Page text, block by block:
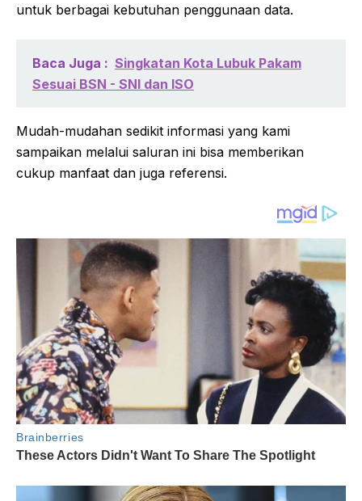
untuk berbagai kebutuhan penggunaan data.
Baca Juga : Singkatan Kota Lubuk Pakam
Sesuai BSN - SNI dan ISO
Mudah-mudahan sedikit informasi yang kami
sampaikan melalui saluran ini bisa memberikan
cukup manfaat dan juga referensi.